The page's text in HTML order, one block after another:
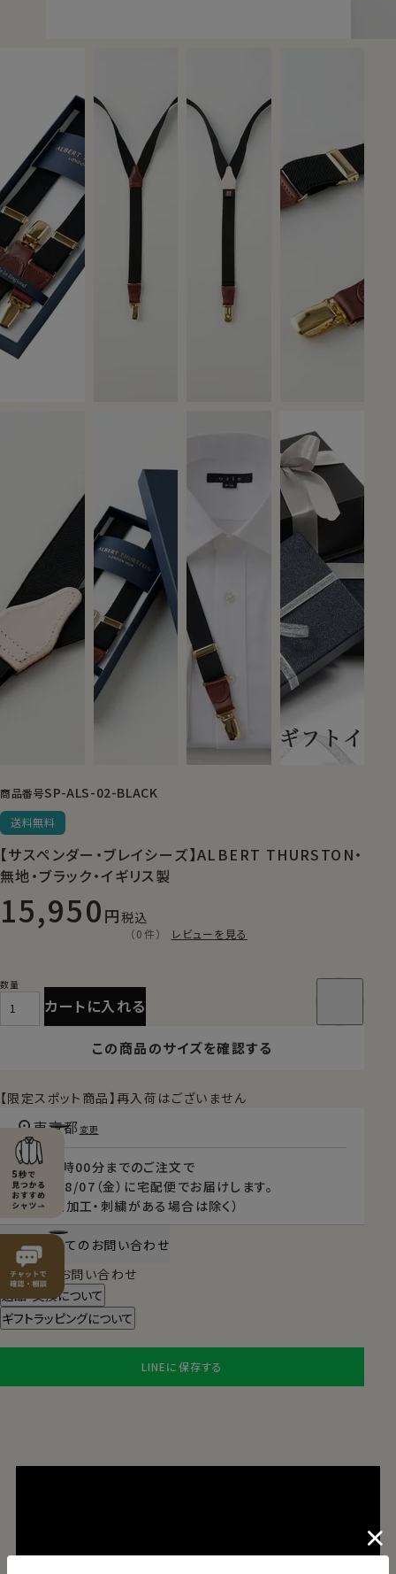
商品番号SP-ALS-02-BLACK
送料無料
【サスペンダー・ブレイシーズ】ALBERT THURSTON・
無地・ブラック・イギリス製
15,950 税込
（0件） レビューを見る
カートに入れる
この商品のサイズを確認する
【限定スポット商品】再入荷はございません
本日 13時00分 までのご注文で
2026/08/07（金） に宅配便 でお届けします。
（※裄丈加工・刺繍がある場合は除く）
東京都 変更
商品についてのお問い合わせ
チャットでお問い合わせ
返品・交換について
ギフトラッピングについて
LINEに保存する